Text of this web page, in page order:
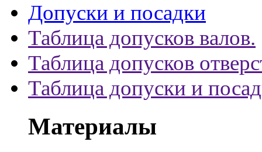
Допуски и посадки
Таблица допусков валов.
Таблица допусков
Таблица допуски и
Материалы